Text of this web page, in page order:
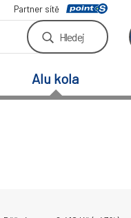
Partner sítě
Hledej
Alu kola